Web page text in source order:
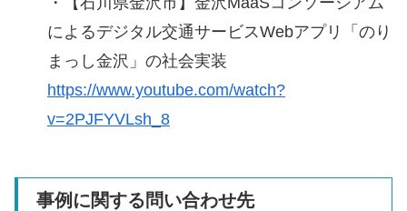
によるデジタル交通サービスWebアプリ「のり
まっし金沢」の社会実装
https://www.youtube.com/watch?
v=2PJFYVLsh_8
事例に関する問い合わせ先